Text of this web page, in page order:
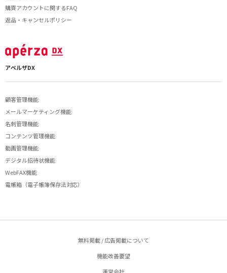
購買アカウントに関するFAQ
返品・キャンセルポリシー
アペルザDX
顧客管理機能
メールマーケティング機能
名刺管理機能
コンテンツ管理機能
動画管理機能
デジタル招待状機能
WebFAX機能
電帳箱（電子帳簿保存法対応）
無料掲載 / 広告掲載について
機能改善要望